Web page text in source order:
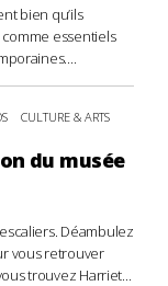
bien qu’ils
essentiels
CULTURE & ARTS
du musée
Déambulez
vous retrouver
trouvez Harriet...